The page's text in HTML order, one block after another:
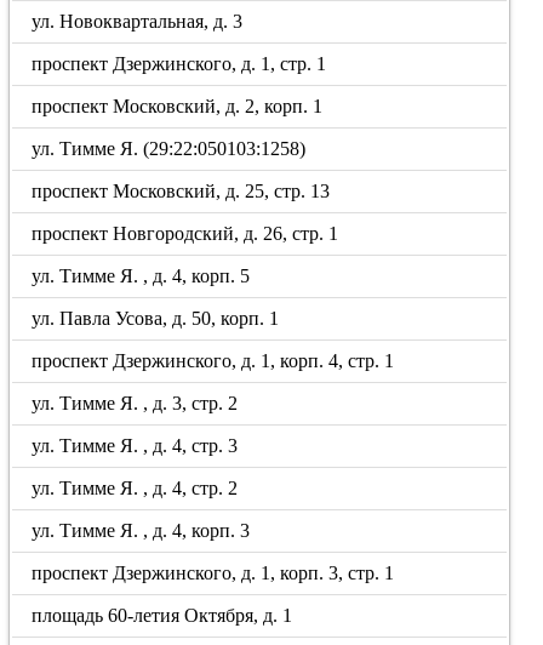
ул. Новоквартальная, д. 3
проспект Дзержинского, д. 1, стр. 1
проспект Московский, д. 2, корп. 1
ул. Тимме Я. (29:22:050103:1258)
проспект Московский, д. 25, стр. 13
проспект Новгородский, д. 26, стр. 1
ул. Тимме Я. , д. 4, корп. 5
ул. Павла Усова, д. 50, корп. 1
проспект Дзержинского, д. 1, корп. 4, стр. 1
ул. Тимме Я. , д. 3, стр. 2
ул. Тимме Я. , д. 4, стр. 3
ул. Тимме Я. , д. 4, стр. 2
ул. Тимме Я. , д. 4, корп. 3
проспект Дзержинского, д. 1, корп. 3, стр. 1
площадь 60-летия Октября, д. 1